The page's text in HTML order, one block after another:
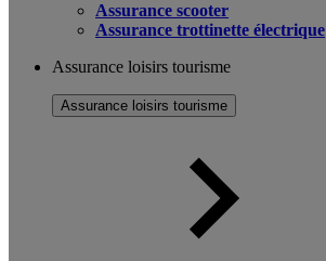
Assurance scooter
Assurance trottinette électrique
Assurance loisirs tourisme
Assurance loisirs tourisme